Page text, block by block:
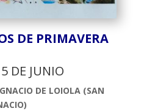
DE PRIMAVERA
DE JUNIO
DE LOIOLA (SAN